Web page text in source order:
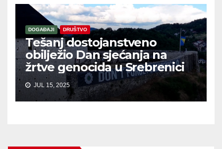
DOGAĐAJI DRUŠTVO
Tešanj dostojanstveno
obilježio Dan sjećanja na
žrtve genocida u Srebrenici
JUL 15, 2025